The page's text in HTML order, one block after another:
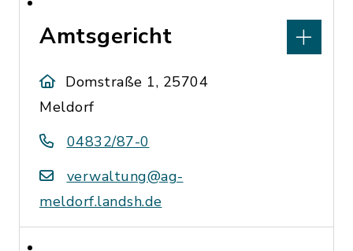
Amtsgericht
Domstraße 1, 25704
Meldorf
04832/87-0
verwaltung@ag-
meldorf.landsh.de